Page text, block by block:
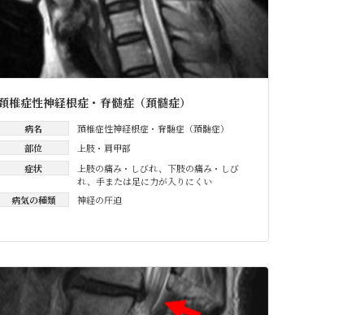
椎症性神経根症・脊髄症（頚髄症）
病名
頚椎症性神経根症・脊髄症（頚髄症）
部位
上肢・肩甲部
症状
上肢の痛み・しびれ、下肢の痛み・しび
れ、手または足に力が入りにくい
病気の種類
神経の圧迫